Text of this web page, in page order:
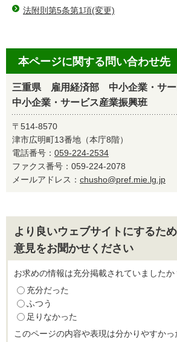
法附則第5条第1項(変更)
本ページに関する問い合わせ先
三重県 雇用経済部 中小企業・サ
中小企業・サービス産業振興班
〒514-8570
津市広明町13番地（本庁8階）
電話番号： 059-224-2534
ファクス番号：059-224-2078
メールアドレス： chusho@pref.mie.lg.jp
より良いウェブサイトにするた
意見をお聞かせください
お求めの情報は充分掲載されていましたか
充分だった
ふつう
足りなかった
このページの内容や表現は分かりやすかっ